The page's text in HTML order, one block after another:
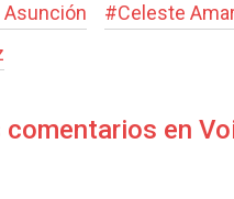
#Celeste
en